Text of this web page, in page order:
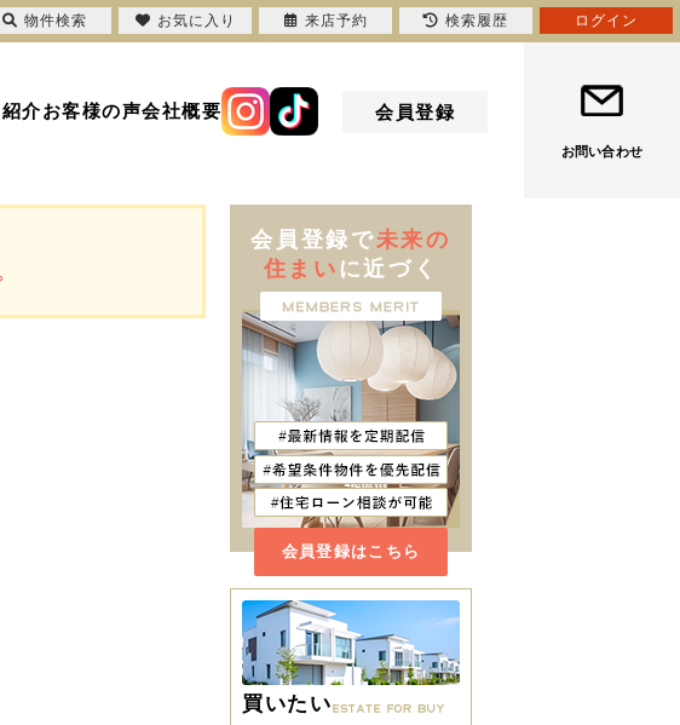
介お客様の声会社概要 会員登録
お問い合わせ
会員登録で未来の
住まい に近づく
会員登録はこちら
買いたい
物件検索 お気に入り 来店予約 検索履歴 ログイン